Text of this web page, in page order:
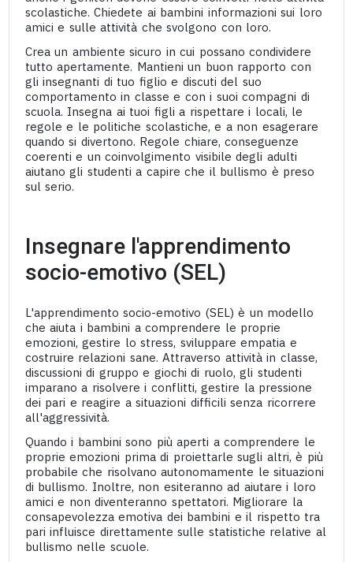
scolastiche. Chiedete ai bambini informazioni sui loro
amici e sulle attività che svolgono con loro.
Crea un ambiente sicuro in cui possano condividere
tutto apertamente. Mantieni un buon rapporto con
gli insegnanti di tuo figlio e discuti del suo
comportamento in classe e con i suoi compagni di
scuola. Insegna ai tuoi figli a rispettare i locali, le
regole e le politiche scolastiche, e a non esagerare
quando si divertono. Regole chiare, conseguenze
coerenti e un coinvolgimento visibile degli adulti
aiutano gli studenti a capire che il bullismo è preso
sul serio.
Insegnare l'apprendimento
socio-emotivo (SEL)
L'apprendimento socio-emotivo (SEL) è un modello
che aiuta i bambini a comprendere le proprie
emozioni, gestire lo stress, sviluppare empatia e
costruire relazioni sane. Attraverso attività in classe,
discussioni di gruppo e giochi di ruolo, gli studenti
imparano a risolvere i conflitti, gestire la pressione
dei pari e reagire a situazioni difficili senza ricorrere
all'aggressività.
Quando i bambini sono più aperti a comprendere le
proprie emozioni prima di proiettarle sugli altri, è più
probabile che risolvano autonomamente le situazioni
di bullismo. Inoltre, non esiteranno ad aiutare i loro
amici e non diventeranno spettatori. Migliorare la
consapevolezza emotiva dei bambini e il rispetto tra
pari influisce direttamente sulle statistiche relative al
bullismo nelle scuole.